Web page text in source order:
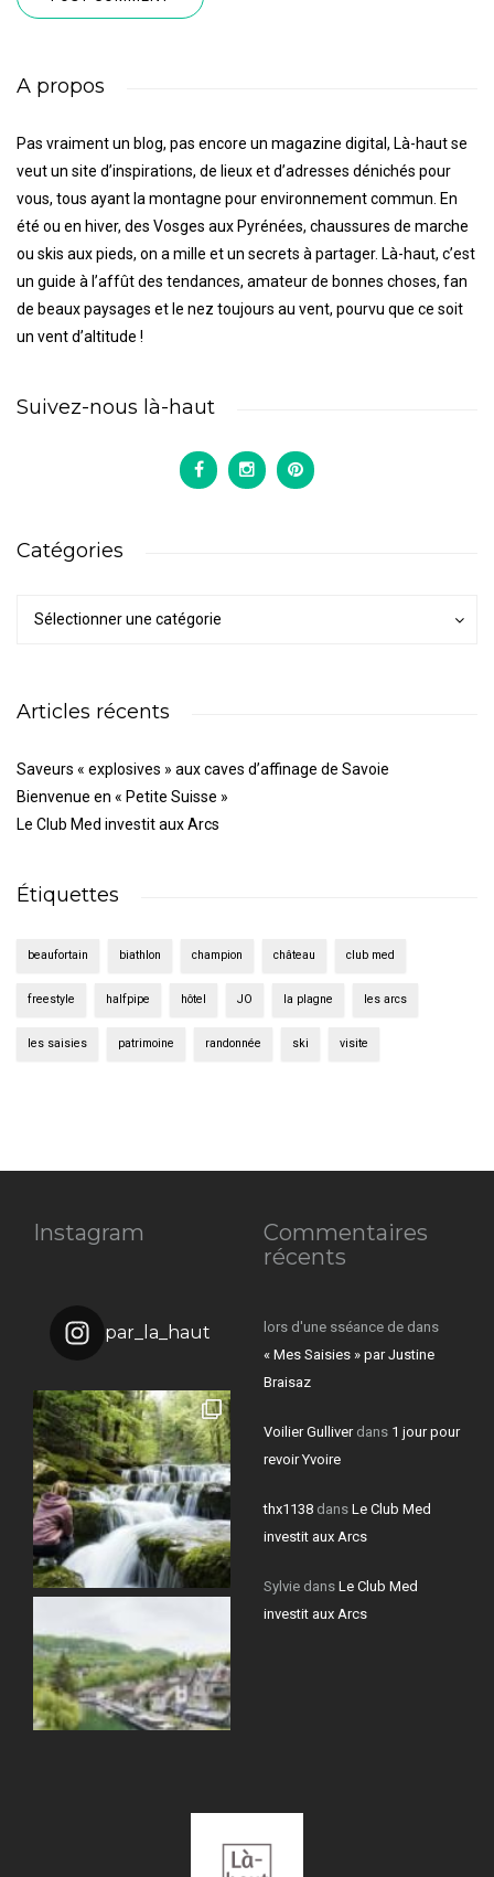
A propos
Pas vraiment un blog, pas encore un magazine digital, Là-haut se
veut un site d’inspirations, de lieux et d’adresses dénichés pour
vous, tous ayant la montagne pour environnement commun. En
été ou en hiver, des Vosges aux Pyrénées, chaussures de marche
ou skis aux pieds, on a mille et un secrets à partager. Là-haut, c’est
un guide à l’affût des tendances, amateur de bonnes choses, fan
de beaux paysages et le nez toujours au vent, pourvu que ce soit
un vent d’altitude !
Suivez-nous là-haut
Catégories
Sélectionner une catégorie
Articles récents
Saveurs « explosives » aux caves d’affinage de Savoie
Bienvenue en « Petite Suisse »
Le Club Med investit aux Arcs
Étiquettes
beaufortain biathlon champion château club med
freestyle halfpipe hôtel JO la plagne les arcs
les saisies patrimoine randonnée ski visite
Instagram
par_la_haut
Commentaires
récents
lors d'une sséance de dans
« Mes Saisies » par Justine
Braisaz
Voilier Gulliverdans 1 jour pour
revoir Yvoire
thx1138 dans Le Club Med
investit aux Arcs
Sylvie dans Le Club Med
investit aux Arcs